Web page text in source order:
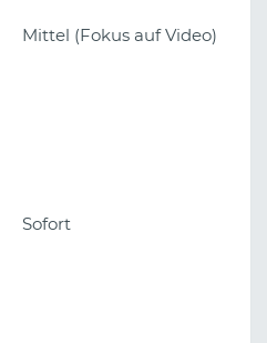
Mittel (Fokus auf Video)
Sofort